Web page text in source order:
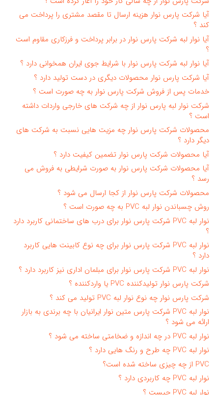
آیا شرکت پارس نوار هزینه ارسال تا مقصد مشتری را پرداخت می
کند ؟
آیا نوار لبه شرکت پارس نوار در برابر پرداخت و فرزکاری مقاوم است
؟
آیا نوار لبه شرکت پارس نوار با شرایط جوی ایران همخوانی دارد ؟
آیا شرکت پارس نوار محصولات دیگری در دست تولید دارد ؟
خدمات پس از فروش شرکت پارس نوار به چه صورت است ؟
شرکت نوار لبه پارس نوار از چه شرکت های خارجی واردات داشته
است ؟
محصولات شرکت پارس نوار چه مزیت هایی نسبت به شرکت های
دیگر دارد ؟
آیا محصولات شرکت پارس نوار تضمین کیفیت دارد ؟
آیا محصولات شرکت پارس نوار به صورت شرایطی به فروش می
رسد ؟
محصولات شرکت پارس نوار از کجا ارسال می شود ؟
روش چسباندن نوار لبه PVC به چه صورت است ؟
نوار لبه PVC شرکت پارس نوار برای درب های ساختمانی کاربرد دارد
؟
نوار لبه PVC شرکت پارس نوار برای چه نوع کابینت هایی کاربرد
دارد ؟
نوار لبه PVC شرکت پارس نوار برای مبلمان اداری نیز کاربرد دارد ؟
شرکت پارس نوار تولیدکننده PVC یا واردکننده ؟
شرکت پارس نوار چه نوع نوار لبه PVC تولید می کند ؟
نوار لبه PVC شرکت پارس متین نوار ایرانیان با چه برندی به بازار
ارائه می شود ؟
نوار لبه PVC در چه اندازه و ضخامتی ساخته می شود ؟
نوار لبه PVC چه طرح و رنگ هایی دارد ؟
PVC از چه چیزی ساخته شده است؟
نوار لبه PVC چه کاربردی دارد ؟
نوار لبه PVC چیست ؟